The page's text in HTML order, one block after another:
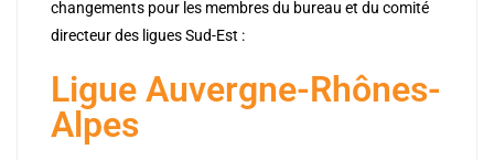
changements pour les membres du bureau et du comité
directeur des ligues Sud-Est :
Ligue Auvergne-Rhônes-
Alpes